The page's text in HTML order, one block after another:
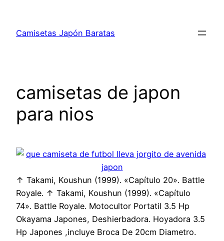
contenido
Camisetas Japón Baratas
camisetas de japon
para nios
↑ Takami, Koushun (1999). «Capítulo 20». Battle
Royale. ↑ Takami, Koushun (1999). «Capítulo
74». Battle Royale. Motocultor Portatil 3.5 Hp
Okayama Japones, Deshierbadora. Hoyadora 3.5
Hp Japones ,incluye Broca De 20cm Diametro.